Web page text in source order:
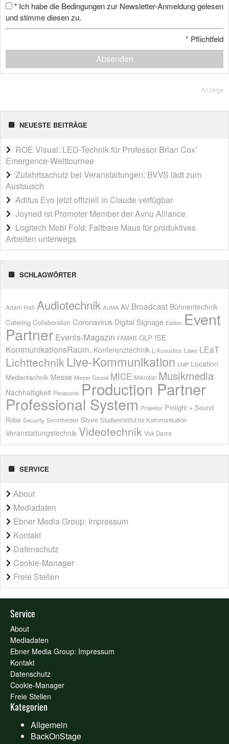
* Ich habe die Bedingungen zur Newsletter-Anmeldung gelesen
und stimme diesen zu.
* Pflichtfeld
Absenden
Anzeige
NEUESTE BEITRÄGE
ROE Visual: LED-Technik für Professor Brian Cox’
Emergence-Welttournee
Zufahrtsschutz bei Veranstaltungen: BVVS lädt zum
Austausch
Aditus Evo jetzt offiziell in Claude verfügbar
Joyned ist Promoter Member der Avnu Alliance
Logitech Mobi Fold: Faltbare Maus für produktives
Arbeiten unterwegs
SCHLAGWÖRTER
Adam Hall Audiotechnik AUMA AV Broadcast Bühnentechnik
Catering Collaboration Coronavirus Digital Signage Elation Event
Partner Events-Magazin FAMAB GLP ISE
KommunikationsRaum. Konferenztechnik L-Acoustics Lawo LEaT
Lichttechnik Live-Kommunikation LMP Location
Medientechnik Messe Meyer Sound MICE Mikrofon Musikmedia
Nachhaltigkeit Panasonic Production Partner
Professional System Projektor Prolight + Sound
Robe Security Sennheiser Shure Studieninstitut für Kommunikation
Veranstaltungstechnik Videotechnik Vok Dams
SERVICE
About
Mediadaten
Ebner Media Group: Impressum
Kontakt
Datenschutz
Cookie-Manager
Freie Stellen
Service
About
Mediadaten
Ebner Media Group: Impressum
Kontakt
Datenschutz
Cookie-Manager
Freie Stellen
Kategorien
Allgemein
BackOnStage